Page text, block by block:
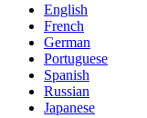
English
French
German
Portuguese
Spanish
Russian
Japanese